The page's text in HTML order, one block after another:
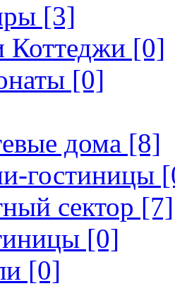
[3]
Коттеджи [0]
[0]
дома [8]
гостиницы
сектор [7]
[0]
[0]